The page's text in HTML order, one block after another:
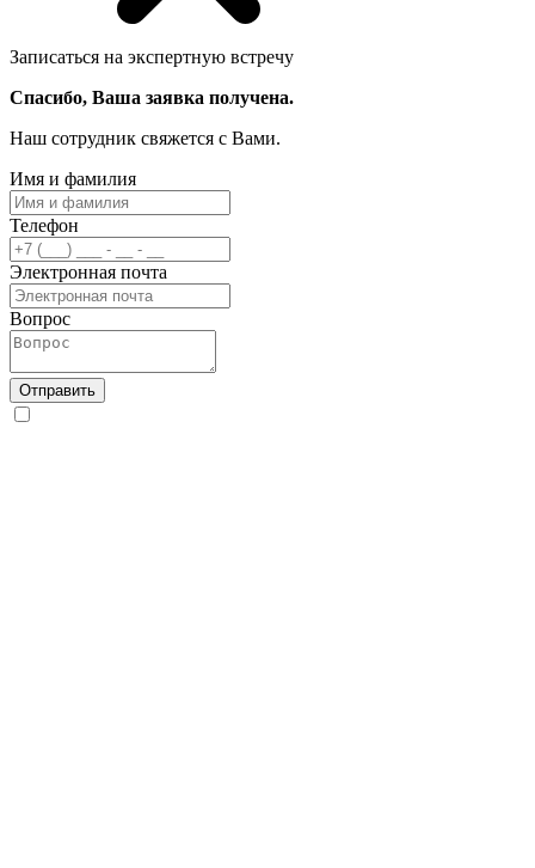
Записаться на экспертную встречу
Спасибо, Ваша заявка получена.
Наш сотрудник свяжется с Вами.
Имя и фамилия
Телефон
Электронная почта
Вопрос
Отправить